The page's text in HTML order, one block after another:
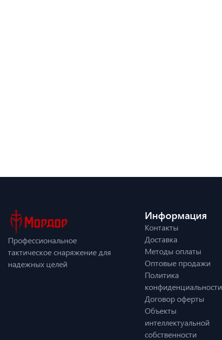
Профессиональное
тактическое снаряжение для
надежных целей
Информация
Контакты
Доставка
Методы оплаты
Оптовые продажи
Политика
конфиденциальности
Договор оферты
Объекты
интеллектуальной
собственности